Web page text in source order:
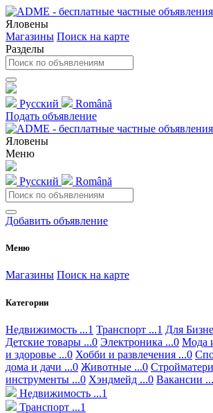
Яловены
Магазины Поиск на карте
Разделы
Русский
Română
Подать объявление
Яловены
Меню
Русский Română
Добавить объявление
Меню
Магазины Поиск на карте
Категории
Недвижимость ...1 Транспорт ...1 Для
Детские товары ...0 Электроника ...0 Мода
и здоровье ...0 Хобби и развлечения ...0
дома и дачи ...0 Животные ...0
инструменты ...0 Хэндмейд ...0 Вакансии
Недвижимость ...1
Транспорт ...1